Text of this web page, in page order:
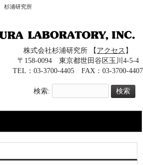
杉浦研究所
株式会社杉浦研究所 【 アクセス 】
〒158-0094 東京都世田谷区玉川4-5-4
TEL：03-3700-4405 FAX：03-3700-4407
検索: